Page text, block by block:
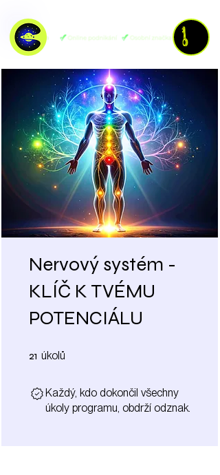
Nervový systém -
KLÍČ K TVÉMU
POTENCIÁLU
21 úkolů
Každý, kdo dokončil všechny
úkoly programu, obdrží odznak.